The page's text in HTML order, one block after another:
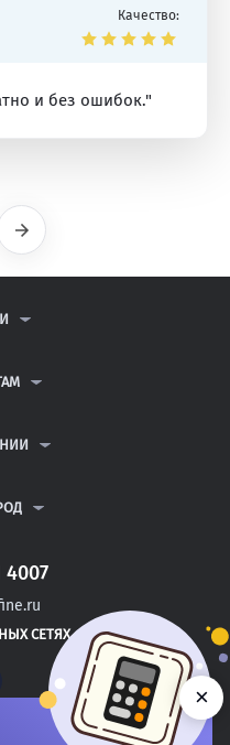
Качество:
и без ошибок."
Следующая
4007
СЕТЯХ
×